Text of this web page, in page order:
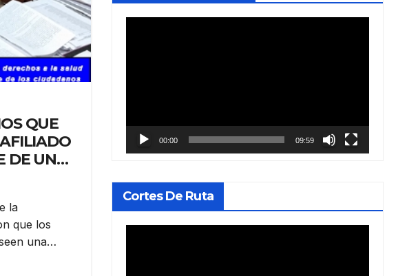
QUE
DE UNA
la
que los
una…
00:00 09:59
Cortes De Ruta